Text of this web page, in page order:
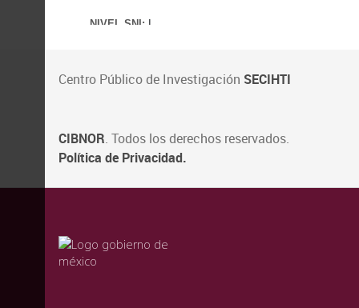
Centro Público de Investigación SECIHTI
CIBNOR. Todos los derechos reservados.
Política de Privacidad.